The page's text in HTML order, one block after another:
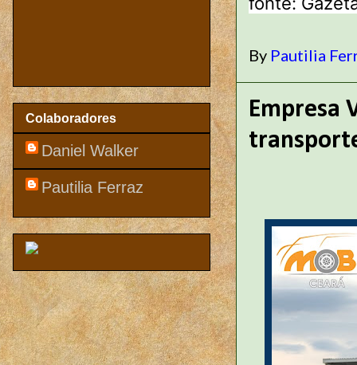
By Pautilia
Empresa
Colaboradores
Daniel Walker
Pautilia Ferraz